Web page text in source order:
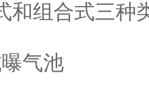
和组合式三种
气池